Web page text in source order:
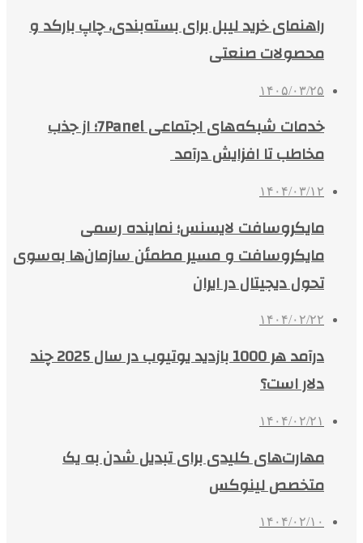
راهنمای خرید لیبل برای بسته‌بندی، چاپ بارکد و
محصولات صنعتی
۱۴۰۵/۰۳/۲۵
خدمات شبکه‌های اجتماعی 7Panel؛ از جذب
مخاطب تا افزایش درآمد
۱۴۰۴/۰۳/۱۲
مایکروسافت لایسنس؛ نماینده رسمی
مایکروسافت و مسیر مطمئن سازمان‌ها به‌سوی
تحول دیجیتال در ایران
۱۴۰۴/۰۲/۲۲
درآمد هر 1000 بازدید یوتیوب در سال 2025 چند
دلار است؟
۱۴۰۴/۰۲/۲۱
مهارت‌های کلیدی برای تبدیل شدن به یک
متخصص لینوکس
۱۴۰۴/۰۲/۱۰